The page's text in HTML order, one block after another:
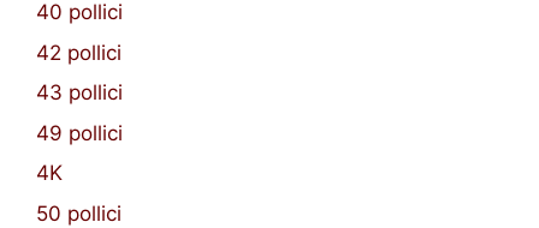
40 pollici
42 pollici
43 pollici
49 pollici
4K
50 pollici